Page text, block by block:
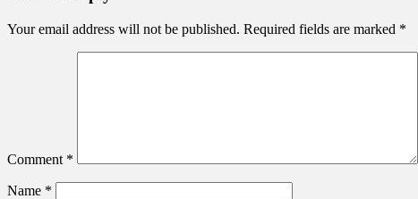
Your email address will not be published. Required fields are marked *
Comment *
Name *